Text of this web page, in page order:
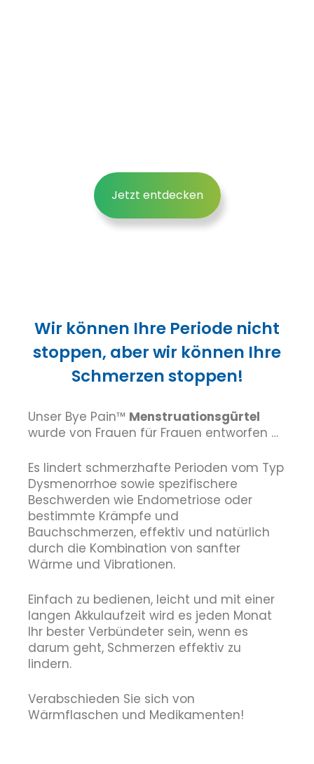
Jetzt entdecken
Wir können Ihre Periode nicht
stoppen, aber wir können Ihre
Schmerzen stoppen!
Unser Bye Pain™ Menstruationsgürtel
wurde von Frauen für Frauen entworfen …
Es lindert schmerzhafte Perioden vom Typ
Dysmenorrhoe sowie spezifischere
Beschwerden wie Endometriose oder
bestimmte Krämpfe und
Bauchschmerzen, effektiv und natürlich
durch die Kombination von sanfter
Wärme und Vibrationen.
Einfach zu bedienen, leicht und mit einer
langen Akkulaufzeit wird es jeden Monat
Ihr bester Verbündeter sein, wenn es
darum geht, Schmerzen effektiv zu
lindern.
Verabschieden Sie sich von
Wärmflaschen und Medikamenten!